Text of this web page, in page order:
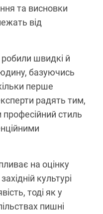
та висновки
від
робили швидкі й
базуючись
перше
радять тим,
стиль
на оцінку
культурі
тоді як у
пишні